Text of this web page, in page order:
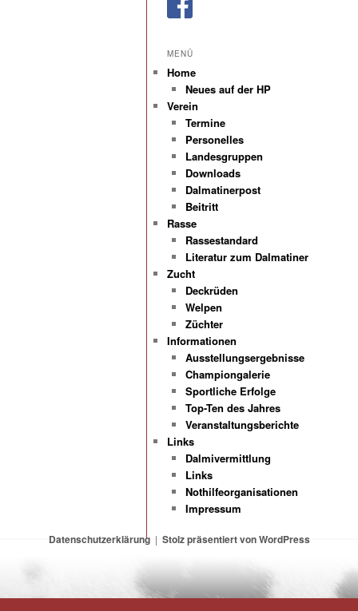
MENÜ
Home
Neues auf der HP
Verein
Termine
Personelles
Landesgruppen
Downloads
Dalmatinerpost
Beitritt
Rasse
Rassestandard
Literatur zum Dalmatiner
Zucht
Deckrüden
Welpen
Züchter
Informationen
Ausstellungsergebnisse
Championgalerie
Sportliche Erfolge
Top-Ten des Jahres
Veranstaltungsberichte
Links
Dalmivermittlung
Links
Nothilfeorganisationen
Impressum
Datenschutzerklärung Stolz präsentiert von WordPress